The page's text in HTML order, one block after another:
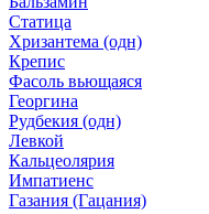
Статица
Хризантема (одн)
Крепис
Фасоль вьющаяся
Георгина
Рудбекия (одн)
Левкой
Кальцеолярия
Импатиенс
Газания (Гацания)